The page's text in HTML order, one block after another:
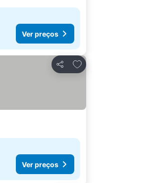
Ver preços
Partilhar
Adicionar aos favoritos
Ver preços